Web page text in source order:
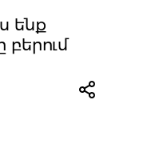
ենք
բերում